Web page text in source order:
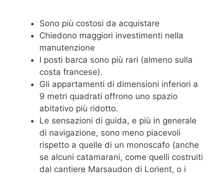
Sono più costosi da acquistare
Chiedono maggiori investimenti nella
manutenzione
I posti barca sono più rari (almeno sulla
costa francese).
Gli appartamenti di dimensioni inferiori a
9 metri quadrati offrono uno spazio
abitativo più ridotto.
Le sensazioni di guida, e più in generale
di navigazione, sono meno piacevoli
rispetto a quelle di un monoscafo (anche
se alcuni catamarani, come quelli costruiti
dal cantiere Marsaudon di Lorient, o i